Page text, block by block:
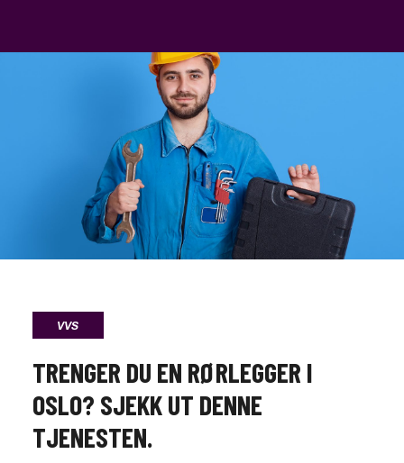
VVS
TRENGER DU EN RØRLEGGER I
OSLO? SJEKK UT DENNE
TJENESTEN.